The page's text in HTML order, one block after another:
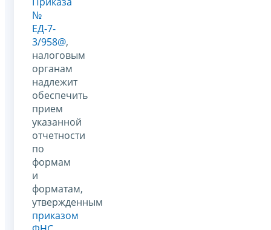
№
ЕД-7-
3/958@,
налоговым
органам
надлежит
обеспечить
прием
указанной
отчетности
по
формам
и
форматам,
утвержденным
приказом